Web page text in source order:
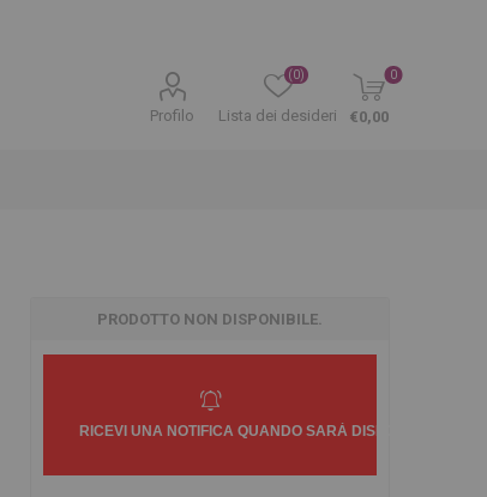
Profilo Lista dei desideri
(0) 0
€0,00
PRODOTTO NON DISPONIBILE.